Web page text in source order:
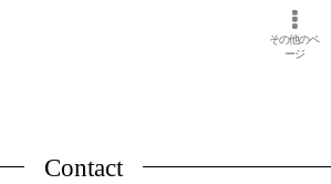
その他のペ
ージ
Contact